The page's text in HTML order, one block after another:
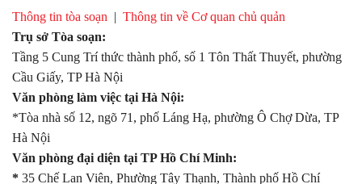
Thông tin tòa soạn | Thông tin về Cơ quan chủ quản
Trụ sở Tòa soạn:
Tầng 5 Cung Trí thức thành phố, số 1 Tôn Thất Thuyết, phường
Cầu Giấy, TP Hà Nội
Văn phòng làm việc tại Hà Nội:
*Tòa nhà số 12, ngõ 71, phố Láng Hạ, phường Ô Chợ Dừa, TP
Hà Nội
Văn phòng đại diện tại TP Hồ Chí Minh:
* 35 Chế Lan Viên, Phường Tây Thạnh, Thành phố Hồ Chí